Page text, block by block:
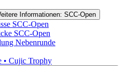
Informationen: SCC-Open
SCC-Open
SCC-Open
Nebenrunde
• Cujic Trophy